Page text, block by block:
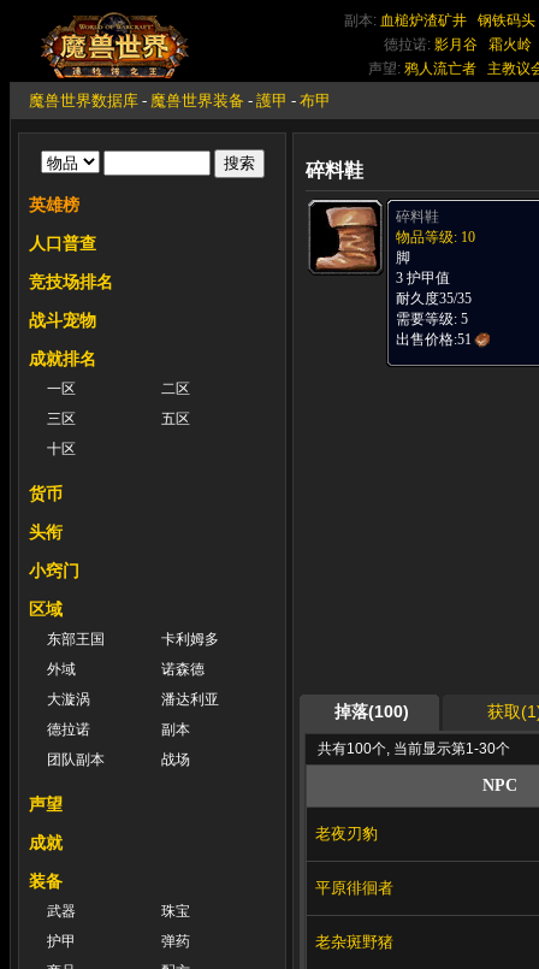
副本: 血槌炉渣矿井
钢铁码头
德拉诺: 影月谷
霜火岭
声望: 鸦人流亡者 主教议
魔兽世界数据库 - 魔兽世界装备 - 護甲 - 布甲
英雄榜
人口普查
竞技场排名
战斗宠物
成就排名
一区
二区
三区
五区
十区
货币
头衔
小窍门
区域
东部王国
卡利姆多
外域
诺森德
大漩涡
潘达利亚
德拉诺
副本
团队副本
战场
声望
成就
装备
武器
珠宝
护甲
弹药
碎料鞋
碎料鞋
物品等级: 10
脚
3 护甲值
耐久度35/35
需要等级: 5
出售价格:51
掉落(100) 获取
共有100个, 当前显示第1-30个
NPC
老夜刃豹
平原徘徊者
老杂斑野猪